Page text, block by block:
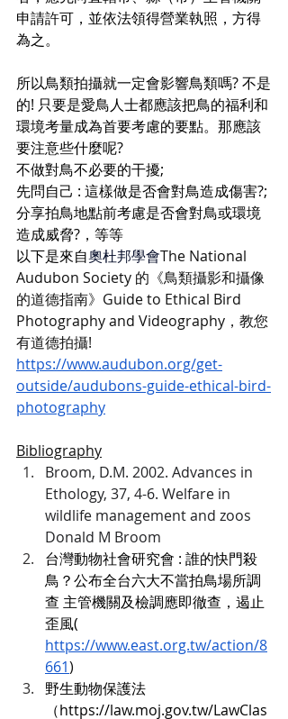
申請許可，並依法領得營業執照，方得
為之。
所以鳥類拍攝就一定會影響鳥類嗎? 不是
的! 只要是愛鳥人士都應該把鳥的福利和
環境考量成為首要考慮的要點。那應該
要注意些什麼呢?
不做對鳥不必要的干擾;
先問自己 : 這樣做是否會對鳥造成傷害?;
分享拍鳥地點前考慮是否會對鳥或環境
造成威脅?，等等
以下是來自奧杜邦學會The National
Audubon Society 的《鳥類攝影和攝像
的道德指南》Guide to Ethical Bird
Photography and Videography，教您
有道德拍攝!
https://www.audubon.org/get-
outside/audubons-guide-ethical-bird-
photography
Bibliography
Broom, D.M. 2002. Advances in
Ethology, 37, 4-6. Welfare in
wildlife management and zoos
Donald M Broom
台灣動物社會研究會 : 誰的快門殺
鳥？公布全台六大不當拍鳥場所調
查 主管機關及檢調應即徹查，遏止
歪風(
https://www.east.org.tw/action/8
661)
野生動物保護法
（https://law.moj.gov.tw/LawClas